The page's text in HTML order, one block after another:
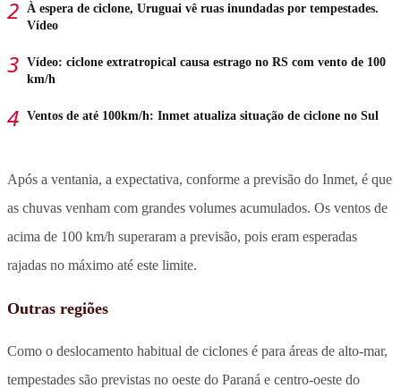
À espera de ciclone, Uruguai vê ruas inundadas por tempestades.
Vídeo
Vídeo: ciclone extratropical causa estrago no RS com vento de 100
km/h
Ventos de até 100km/h: Inmet atualiza situação de ciclone no Sul
Após a ventania, a expectativa, conforme a previsão do Inmet, é que
as chuvas venham com grandes volumes acumulados. Os ventos de
acima de 100 km/h superaram a previsão, pois eram esperadas
rajadas no máximo até este limite.
Outras regiões
Como o deslocamento habitual de ciclones é para áreas de alto-mar,
tempestades são previstas no oeste do Paraná e centro-oeste do